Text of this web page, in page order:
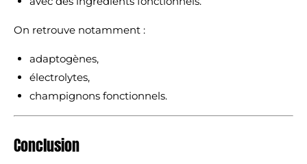
On retrouve notamment :
adaptogènes,
électrolytes,
champignons fonctionnels.
Conclusion